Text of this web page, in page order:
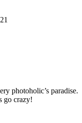
photoholic’s paradise.
go crazy!